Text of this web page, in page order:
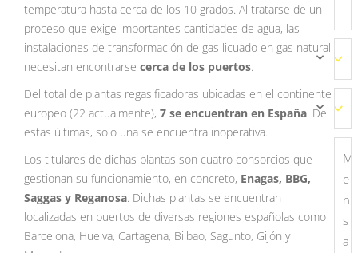
temperatura hasta cerca de los 10 grados. Al tratarse de un
proceso que exige importantes cantidades de agua, las
instalaciones de transformación de gas licuado en gas natural
necesitan encontrarse cerca de los puertos
Del total de plantas regasificadoras ubicadas en el continente
europeo (22 actualmente), 7 se encuentran en España . De
estas últimas, solo una se encuentra inoperativa.
Los titulares de dichas plantas son cuatro consorcios que
gestionan su funcionamiento, en concreto, Enagas, BBG,
Saggas y Reganosa . Dichas plantas se encuentran
localizadas en puertos de diversas regiones españolas como
Barcelona, Huelva, Cartagena, Bilbao, Sagunto, Gijón y